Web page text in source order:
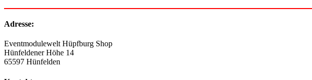
Adresse:
Eventmodulewelt Hüpfburg Shop
Hünfeldener Höhe 14
65597 Hünfelden